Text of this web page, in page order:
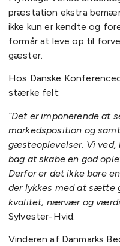
præstation ekstra
ikke kun er kendte og
formår at leve op til
gæster.
Hos Danske
stærke felt:
”Det er imponerende at
markedsposition og
gæsteoplevelser. Vi ved,
bag at skabe en god
Derfor er det ikke bare
der lykkes med at sætte
kvalitet, nærvær og
Sylvester-Hvid.
Vinderen af Danmarks